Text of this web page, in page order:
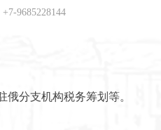
9685228144
分支机构税务筹划等。